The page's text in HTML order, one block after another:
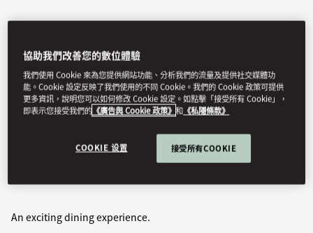
LA BRASSERIE
An exciting dining experience.
協助我們改善您的數位體驗
我們使用 Cookie 來為您提供網站功能、分析我們的流量及提供社交媒體功
能。Cookie 設定反映了我們使用的不同 Cookie。我們的 Cookie 政策可提供
更多資訊，說明您可以如何修改 Cookie 設定。如點擊「接受所有 Cookie」，
即表示您接受我們的 《廣告與 Cookie 政策》 和 《私隱條款》
COOKIE 设置 接受所有COOKIE